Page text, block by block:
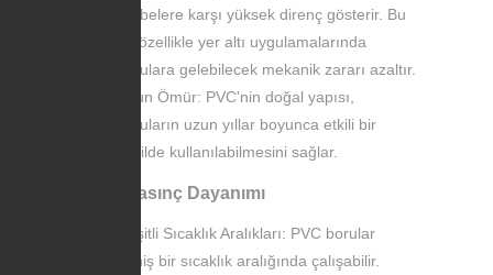
darbelere karşı yüksek direnç gösterir. Bu
da özellikle yer altı uygulamalarında
borulara gelebilecek mekanik zararı azaltır.
Uzun Ömür: PVC'nin doğal yapısı,
boruların uzun yıllar boyunca etkili bir
şekilde kullanılabilmesini sağlar.
Isı ve Basınç Dayanımı
Çeşitli Sıcaklık Aralıkları: PVC borular
geniş bir sıcaklık aralığında çalışabilir.